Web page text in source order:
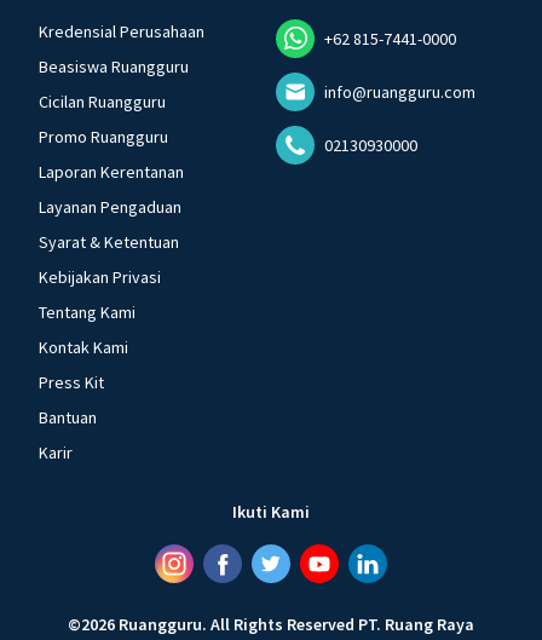
Kredensial Perusahaan
Beasiswa Ruangguru
Cicilan Ruangguru
Promo Ruangguru
Laporan Kerentanan
Layanan Pengaduan
Syarat & Ketentuan
Kebijakan Privasi
Tentang Kami
Kontak Kami
Press Kit
Bantuan
Karir
+62 815-7441-0000
info@ruangguru.com
02130930000
Ikuti Kami
©2026 Ruangguru. All Rights Reserved PT. Ruang Raya